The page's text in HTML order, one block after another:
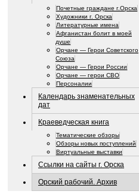
Почетные граждане г.Орска
Художники г. Орска
Литературные имена
Афганистан болит в моей
душе
Орчане — Герои Советского
Союза
Орчане — Герои России
Орчане — герои СВО
Персоналии
Календарь знаменательных
дат
Краеведческая книга
Тематические обзоры
Обзоры новых поступлений
Виртуальные выставки
Ссылки на сайты г. Орска
Орский рабочий. Архив